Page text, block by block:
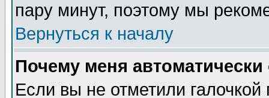
пару минут, поэтому мы
Вернуться к началу
Почему меня автоматически
Если вы не отметили галочкой